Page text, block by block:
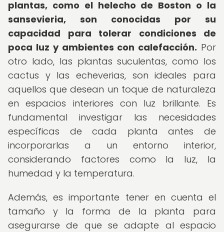
plantas, como el helecho de Boston o la
sansevieria, son conocidas por su
capacidad para tolerar condiciones de
poca luz y ambientes con calefacción. Por
otro lado, las plantas suculentas, como los
cactus y las echeverias, son ideales para
aquellos que desean un toque de naturaleza
en espacios interiores con luz brillante. Es
fundamental investigar las necesidades
específicas de cada planta antes de
incorporarlas a un entorno interior,
considerando factores como la luz, la
humedad y la temperatura.
Además, es importante tener en cuenta el
tamaño y la forma de la planta para
asegurarse de que se adapte al espacio